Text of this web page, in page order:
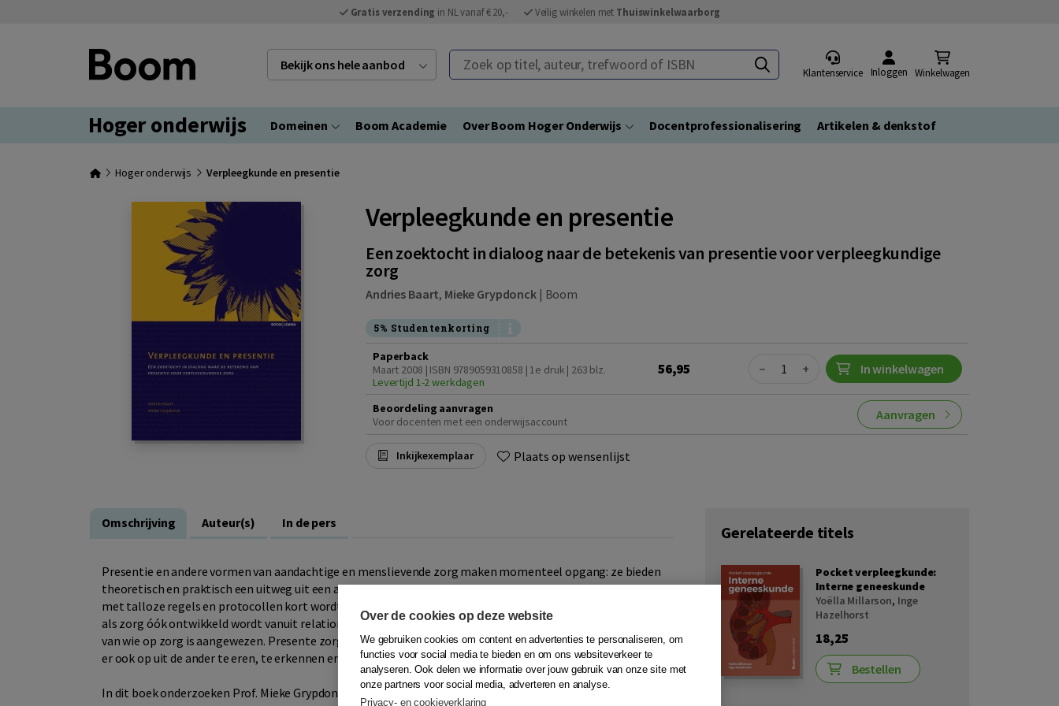
Gratis verzending in NL vanaf € 20,- Veilig winkelen met Thuiswinkelwaarborg
Bekijk ons hele aanbod Zoek op titel, auteur, trefwoord of ISBN
Klantenservice Inloggen Winkelwagen
Hoger onderwijs Domeinen Boom Academie Over Boom Hoger Onderwijs Docentprofessionalisering Artikelen & denkstof
Hoger onderwijs Verpleegkunde en presentie
Verpleegkunde en presentie
Een zoektocht in dialoog naar de betekenis van presentie voor verpleegkundige
zorg
Andries Baart, Mieke Grypdonck| Boom
5% Studentenkorting
Paperback
Maart 2008 | ISBN 9789059310858 | 1e druk | 263 blz.
Levertijd 1-2 werkdagen
56,95 Quantity
− + In winkelwagen
Beoordeling aanvragen
Voor docenten met een onderwijsaccount
Aanvragen
Inkijkexemplaar Plaats op wensenlijst
Omschrijving Auteur(s) In de pers
Presentie en andere vormen van aandachtige en menslievende zorg maken momenteel opgang: ze bieden
theoretisch en praktisch een uitweg uit een al te bedrijfsmatig ingerichte en haastige zorg die bovendien
met talloze regels en protocollen kort wordt gehouden. Daar gaat kwaliteit verloren die behouden blijft
als zorg óók ontwikkeld wordt vanuit relationeel denken en de wil om werkelijk aan te sluiten bij het leven
van wie op zorg is aangewezen. Presente zorg is niet verstrikt in zijn eigen logica, maar biedt ruimte en is
er ook op uit de ander te eren, te erkennen en te bergen in hartelijkheid.
In dit boek onderzoeken Prof. Mieke Grypdonck (verpleegkunde) en Prof. Andries Baart (presentie) wat de
Gerelateerde titels
Pocket verpleegkunde:
Interne geneeskunde
Yoëlla Millarson, Inge
Hazelhorst
18,25
Bestellen
Over de cookies op deze website
We gebruiken cookies om content en advertenties te personaliseren, om
functies voor social media te bieden en om ons websiteverkeer te
analyseren. Ook delen we informatie over jouw gebruik van onze site met
onze partners voor social media, adverteren en analyse.
Privacy- en cookieverklaring